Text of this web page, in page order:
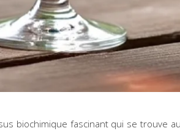
biochimique fascinant qui se trouve